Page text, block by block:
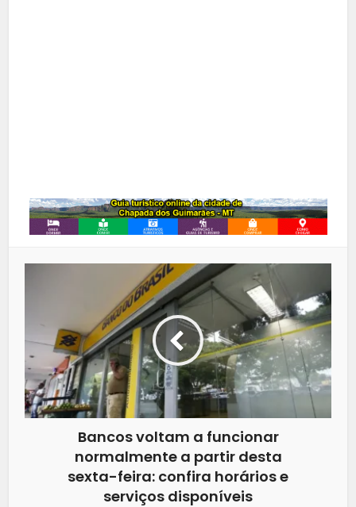
Bancos voltam a funcionar
normalmente a partir desta
sexta-feira: confira horários e
serviços disponíveis